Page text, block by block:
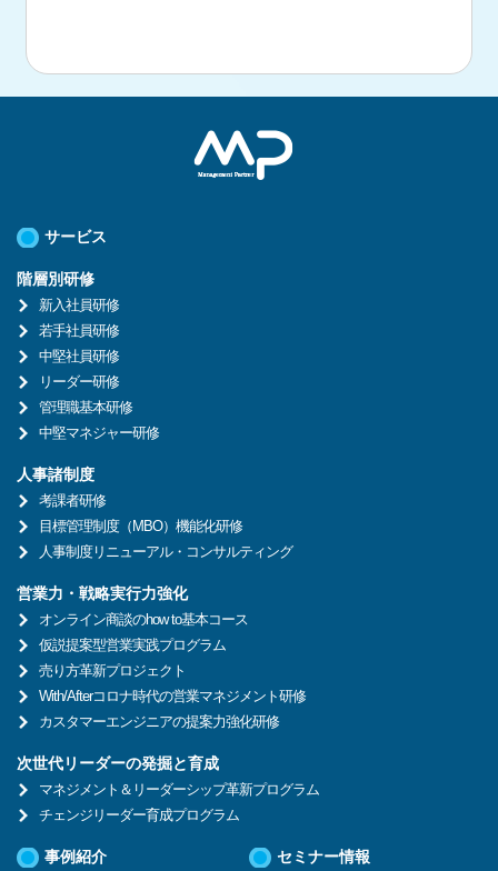
サービス
階層別研修
新入社員研修
若手社員研修
中堅社員研修
リーダー研修
管理職基本研修
中堅マネジャー研修
人事諸制度
考課者研修
目標管理制度（MBO）機能化研修
人事制度リニューアル・コンサルティング
営業力・戦略実行力強化
オンライン商談のhow to基本コース
仮説提案型営業実践プログラム
売り方革新プロジェクト
With/Afterコロナ時代の営業マネジメント研修
カスタマーエンジニアの提案力強化研修
次世代リーダーの発掘と育成
マネジメント＆リーダーシップ革新プログラム
チェンジリーダー育成プログラム
事例紹介 セミナー情報